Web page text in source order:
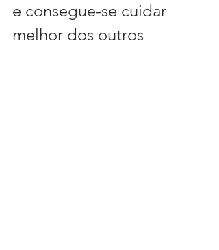
e consegue-se cuidar
melhor dos outros